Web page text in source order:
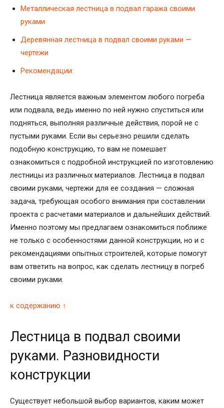
Металлическая лестница в подвал гаража своими
руками
Деревянная лестница в подвал своими руками —
чертежи
Рекомендации:
Лестница является важным элементом любого погреба
или подвала, ведь именно по ней нужно спуститься или
подняться, выполняя различные действия, порой не с
пустыми руками. Если вы серьезно решили сделать
подобную конструкцию, то вам не помешает
ознакомиться с подробной инструкцией по изготовлению
лестницы из различных материалов. Лестница в подвал
своими руками, чертежи для ее создания — сложная
задача, требующая особого внимания при составлении
проекта с расчетами материалов и дальнейших действий.
Именно поэтому мы предлагаем ознакомиться поближе
не только с особенностями данной конструкции, но и с
рекомендациями опытных строителей, которые помогут
вам ответить на вопрос, как сделать лестницу в погреб
своими руками.
к содержанию ↑
Лестница в подвал своими
руками. Разновидности
конструкции
Существует небольшой выбор вариантов, каким может